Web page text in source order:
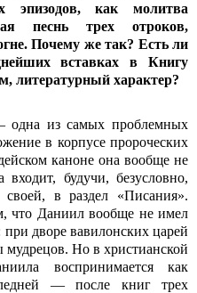
эпизодов, как молитва
песнь трех отроков,
Почему же так? Есть ли
вставках в Книгу
литературный характер?
из самых проблемных
в корпусе пророческих
каноне она вообще не
будучи, безусловно,
в раздел «Писания».
что Даниил вообще не имел
дворе вавилонских царей
мудрецов. Но в христианской
воспринимается как
— после книг трех